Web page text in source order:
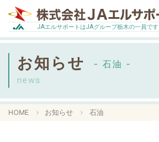
JAエルサポートはJAグループ栃木の一員です
お知らせ - 石油 -
news
HOME お知らせ 石油